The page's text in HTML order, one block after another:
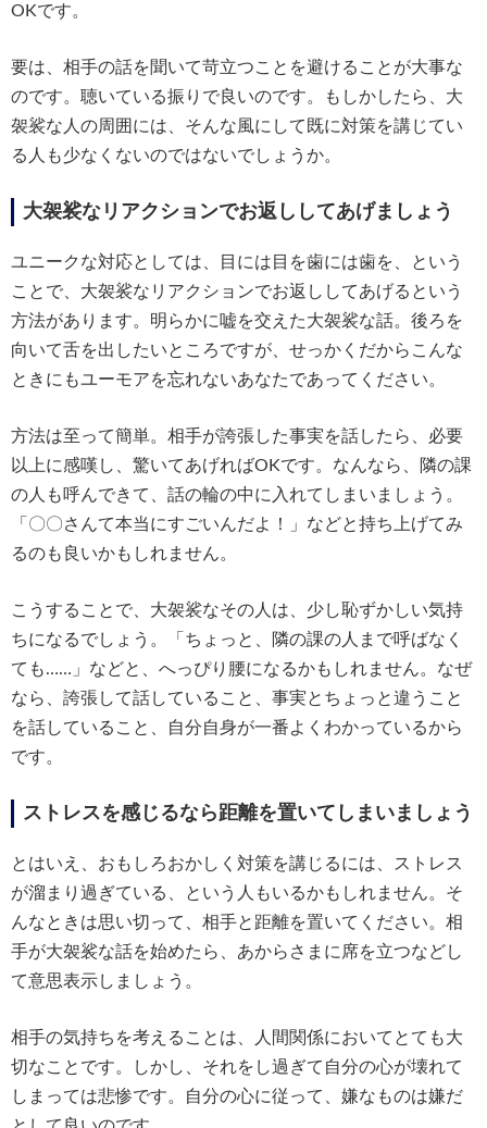
OKです。
要は、相手の話を聞いて苛立つことを避けることが大事な
のです。聴いている振りで良いのです。もしかしたら、大
袈裟な人の周囲には、そんな風にして既に対策を講じてい
る人も少なくないのではないでしょうか。
大袈裟なリアクションでお返ししてあげましょう
ユニークな対応としては、目には目を歯には歯を、という
ことで、大袈裟なリアクションでお返ししてあげるという
方法があります。明らかに嘘を交えた大袈裟な話。後ろを
向いて舌を出したいところですが、せっかくだからこんな
ときにもユーモアを忘れないあなたであってください。
方法は至って簡単。相手が誇張した事実を話したら、必要
以上に感嘆し、驚いてあげればOKです。なんなら、隣の課
の人も呼んできて、話の輪の中に入れてしまいましょう。
「〇〇さんて本当にすごいんだよ！」などと持ち上げてみ
るのも良いかもしれません。
こうすることで、大袈裟なその人は、少し恥ずかしい気持
ちになるでしょう。「ちょっと、隣の課の人まで呼ばなく
ても……」などと、へっぴり腰になるかもしれません。なぜ
なら、誇張して話していること、事実とちょっと違うこと
を話していること、自分自身が一番よくわかっているから
です。
ストレスを感じるなら距離を置いてしまいましょう
とはいえ、おもしろおかしく対策を講じるには、ストレス
が溜まり過ぎている、という人もいるかもしれません。そ
んなときは思い切って、相手と距離を置いてください。相
手が大袈裟な話を始めたら、あからさまに席を立つなどし
て意思表示しましょう。
相手の気持ちを考えることは、人間関係においてとても大
切なことです。しかし、それをし過ぎて自分の心が壊れて
しまっては悲惨です。自分の心に従って、嫌なものは嫌だ